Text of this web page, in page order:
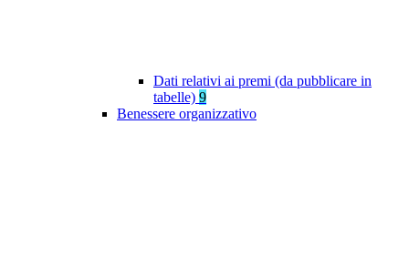
Dati relativi ai premi (da pubblicare in
tabelle) 9
Benessere organizzativo